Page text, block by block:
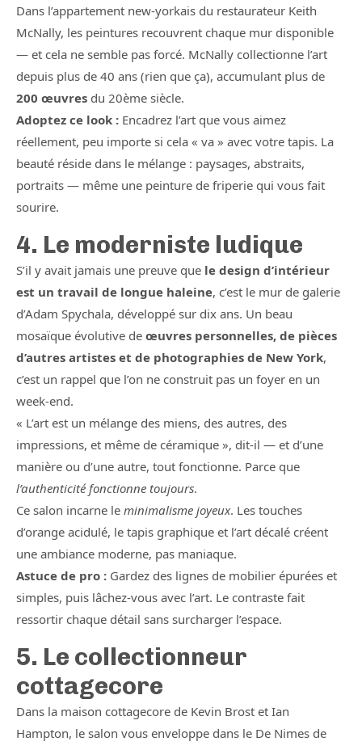
Dans l’appartement new-yorkais du restaurateur Keith
McNally, les peintures recouvrent chaque mur disponible
— et cela ne semble pas forcé. McNally collectionne l’art
depuis plus de 40 ans (rien que ça), accumulant plus de
200 œuvres du 20ème siècle.
Adoptez ce look : Encadrez l’art que vous aimez
réellement, peu importe si cela « va » avec votre tapis. La
beauté réside dans le mélange : paysages, abstraits,
portraits — même une peinture de friperie qui vous fait
sourire.
4. Le moderniste ludique
S’il y avait jamais une preuve que le design d’intérieur
est un travail de longue haleine, c’est le mur de galerie
d’Adam Spychala, développé sur dix ans. Un beau
mosaïque évolutive de œuvres personnelles, de pièces
d’autres artistes et de photographies de New York,
c’est un rappel que l’on ne construit pas un foyer en un
week-end.
« L’art est un mélange des miens, des autres, des
impressions, et même de céramique », dit-il — et d’une
manière ou d’une autre, tout fonctionne. Parce que
l’authenticité fonctionne toujours.
Ce salon incarne le minimalisme joyeux. Les touches
d’orange acidulé, le tapis graphique et l’art décalé créent
une ambiance moderne, pas maniaque.
Astuce de pro : Gardez des lignes de mobilier épurées et
simples, puis lâchez-vous avec l’art. Le contraste fait
ressortir chaque détail sans surcharger l’espace.
5. Le collectionneur
cottagecore
Dans la maison cottagecore de Kevin Brost et Ian
Hampton, le salon vous enveloppe dans le De Nimes de